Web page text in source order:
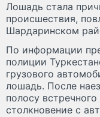
Лошадь стала
происшествия,
Шардаринском
По информации
полиции
грузового
лошадь. После
полосу
столкновение с